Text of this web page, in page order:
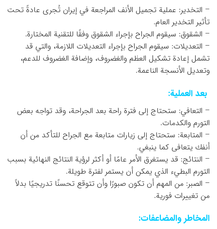
– التخدير: عملية تجميل الأنف المراجعة في إيران تُجرى عادةً تحت
تأثير التخدير العام.
– الشقوق: سيقوم الجراح بإجراء الشقوق وفقًا للتقنية المختارة.
– التعديلات: سيقوم الجراح بإجراء التعديلات اللازمة، والتي قد
تشمل إعادة تشكيل العظم والغضروف، وإضافة الغضروف للدعم،
وتعديل الأنسجة الناعمة.
بعد العملية:
– التعافي: ستحتاج إلى فترة راحة بعد الجراحة، وقد تواجه بعض
التورم والكدمات.
– المتابعة: ستحتاج إلى زيارات متابعة مع الجراح للتأكد من أن
أنفك يتعافى كما ينبغي.
– النتائج: قد يستغرق الأمر عامًا أو أكثر لرؤية النتائج النهائية بسبب
التورم البطيء الذي يمكن أن يستمر لفترة طويلة.
– الصبر: من المهم أن تكون صبورًا وأن تتوقع تحسنًا تدريجيًا بدلاً
من تغييرات فورية.
المخاطر والمضاعفات: